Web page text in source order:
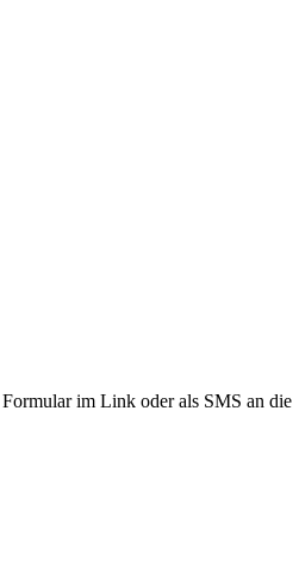
im Link oder als SMS an die